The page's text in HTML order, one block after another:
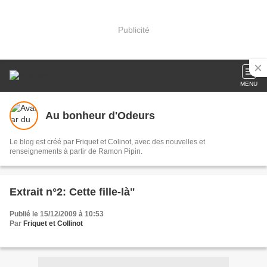
Publicité
MENU
Au bonheur d'Odeurs
Le blog est créé par Friquet et Colinot, avec des nouvelles et
renseignements à partir de Ramon Pipin.
Extrait n°2: Cette fille-là"
Publié le 15/12/2009 à 10:53
Par Friquet et Collinot